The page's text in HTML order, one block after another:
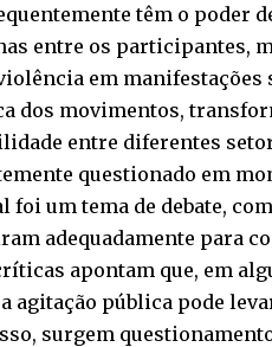
têm o poder
entre os participantes,
em manifestações
dos movimentos,
entre diferentes
questionado em
foi um tema de debate,
adequadamente para
apontam que, em
agitação pública pode
surgem